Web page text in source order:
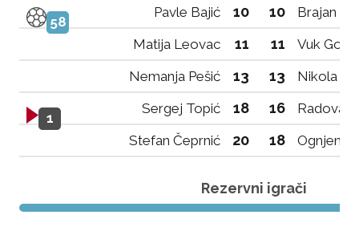
58
Pavle Bajić 10 10
Brajan
Matija Leovac
11 11
Vuk
Nemanja Pešić
13 13 Nikola
1
Sergej Topić 18 16
Radovan
Stefan Čeprnić
20 18 Ognjen
Rezervni igrači